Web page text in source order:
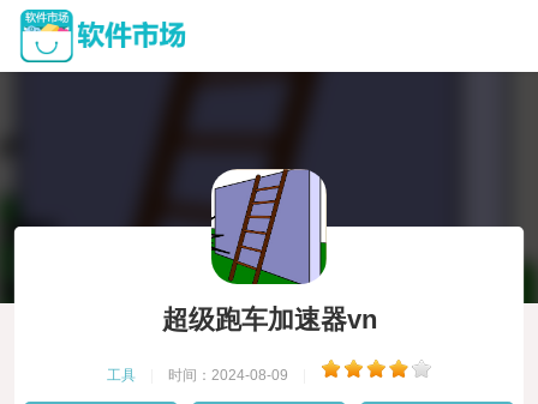
超级跑车加速器vn
工具 时间：2024-08-09